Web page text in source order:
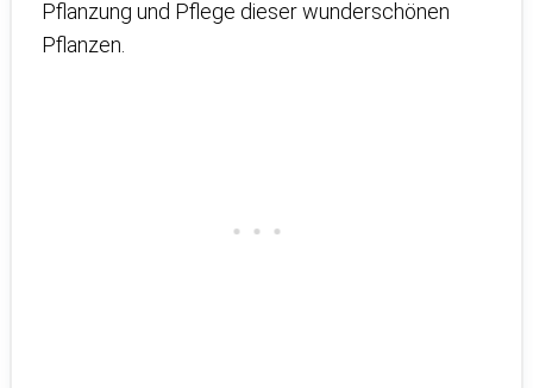
Pflanzung und Pflege dieser wunderschönen
Pflanzen.